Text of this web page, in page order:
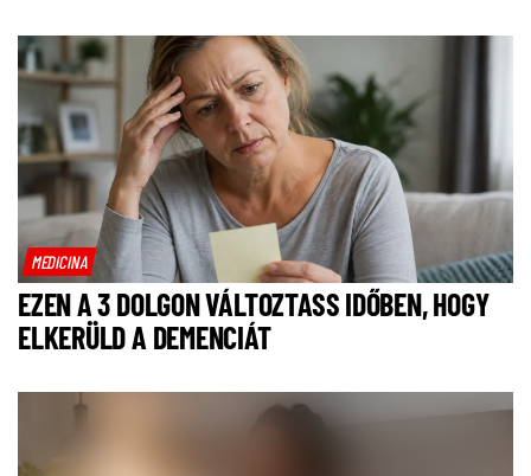
MEDICINA
EZEN A 3 DOLGON VÁLTOZTASS IDŐBEN, HOGY
ELKERÜLD A DEMENCIÁT